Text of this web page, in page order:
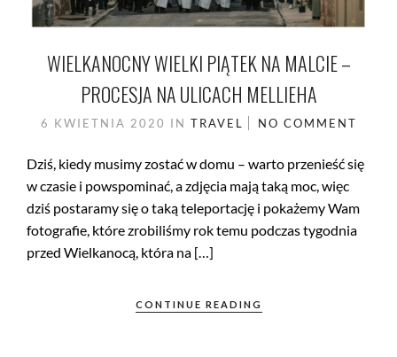
WIELKANOCNY WIELKI PIĄTEK NA MALCIE –
PROCESJA NA ULICACH MELLIEHA
6 KWIETNIA 2020 IN TRAVEL NO COMMENT
Dziś, kiedy musimy zostać w domu – warto przenieść się
w czasie i powspominać, a zdjęcia mają taką moc, więc
dziś postaramy się o taką teleportację i pokażemy Wam
fotografie, które zrobiliśmy rok temu podczas tygodnia
przed Wielkanocą, która na […]
CONTINUE READING